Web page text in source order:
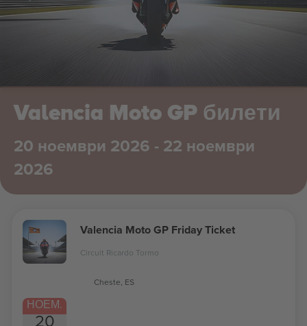
Valencia Moto GP билети
20 ноември 2026 - 22 ноември
2026
НОЕМ.
20
Valencia Moto GP Friday Ticket
Circuit Ricardo Tormo
Cheste, ES